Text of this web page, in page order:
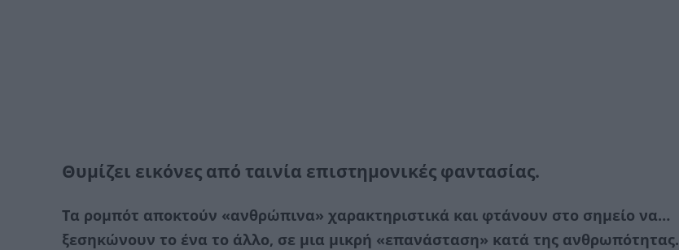
Θυμίζει εικόνες από ταινία επιστημονικές φαντασίας.
Τα ρομπότ αποκτούν «ανθρώπινα» χαρακτηριστικά και φτάνουν στο σημείο να…
ξεσηκώνουν το ένα το άλλο, σε μια μικρή «επανάσταση» κατά της ανθρωπότητας.